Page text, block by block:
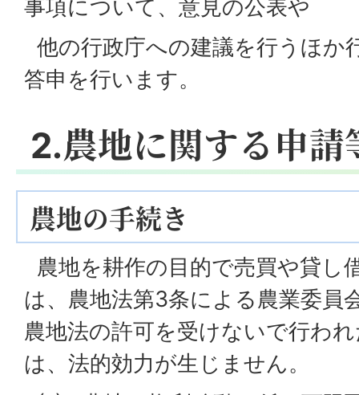
事項について、意見の公表や
他の行政庁への建議を行うほか
答申を行います。
2.農地に関する申請
農地の手続き
農地を耕作の目的で売買や貸し
は、農地法第3条による農業委員
農地法の許可を受けないで行わ
は、法的効力が生じません。